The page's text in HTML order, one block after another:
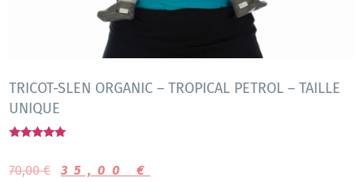
TRICOT-SLEN ORGANIC – TROPICAL PETROL – TAILLE
UNIQUE
sur 5
70,00€ 35,00 €